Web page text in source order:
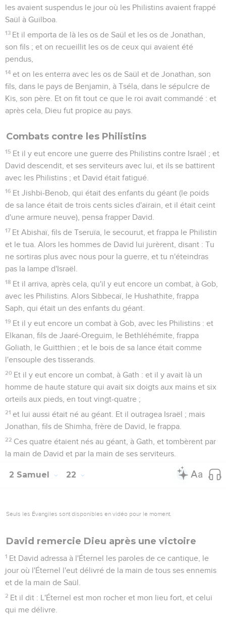
les avaient suspendus le jour où les Philistins avaient frappé
Saül à Guilboa.
13 Et il emporta de là les os de Saül et les os de Jonathan,
son fils ; et on recueillit les os de ceux qui avaient été
pendus,
14 et on les enterra avec les os de Saül et de Jonathan, son
fils, dans le pays de Benjamin, à Tséla, dans le sépulcre de
Kis, son père. Et on fit tout ce que le roi avait commandé : et
après cela, Dieu fut propice au pays.
Combats contre les Philistins
15 Et il y eut encore une guerre des Philistins contre Israël ; et
David descendit, et ses serviteurs avec lui, et ils se battirent
avec les Philistins ; et David était fatigué.
16 Et Jishbi-Benob, qui était des enfants du géant (le poids
de sa lance était de trois cents sicles d'airain, et il était ceint
d'une armure neuve), pensa frapper David.
17 Et Abishaï, fils de Tseruïa, le secourut, et frappa le Philistin
et le tua. Alors les hommes de David lui jurèrent, disant : Tu
ne sortiras plus avec nous pour la guerre, et tu n'éteindras
pas la lampe d'Israël.
18 Et il arriva, après cela, qu'il y eut encore un combat, à Gob,
avec les Philistins. Alors Sibbecaï, le Hushathite, frappa
Saph, qui était un des enfants du géant.
19 Et il y eut encore un combat à Gob, avec les Philistins : et
Elkanan, fils de Jaaré-Oreguim, le Bethléhémite, frappa
Goliath, le Guitthien ; et le bois de sa lance était comme
l'ensouple des tisserands.
20 Et il y eut encore un combat, à Gath : et il y avait là un
homme de haute stature qui avait six doigts aux mains et six
orteils aux pieds, en tout vingt-quatre ;
21 et lui aussi était né au géant. Et il outragea Israël ; mais
Jonathan, fils de Shimha, frère de David, le frappa.
22 Ces quatre étaient nés au géant, à Gath, et tombèrent par
la main de David et par la main de ses serviteurs.
2 Samuel 22
Seuls les Évangiles sont disponibles en vidéo pour le moment.
David remercie Dieu après une victoire
1 Et David adressa à l'Éternel les paroles de ce cantique, le
jour où l'Éternel l'eut délivré de la main de tous ses ennemis
et de la main de Saül.
2 Et il dit : L'Éternel est mon rocher et mon lieu fort, et celui
qui me délivre.